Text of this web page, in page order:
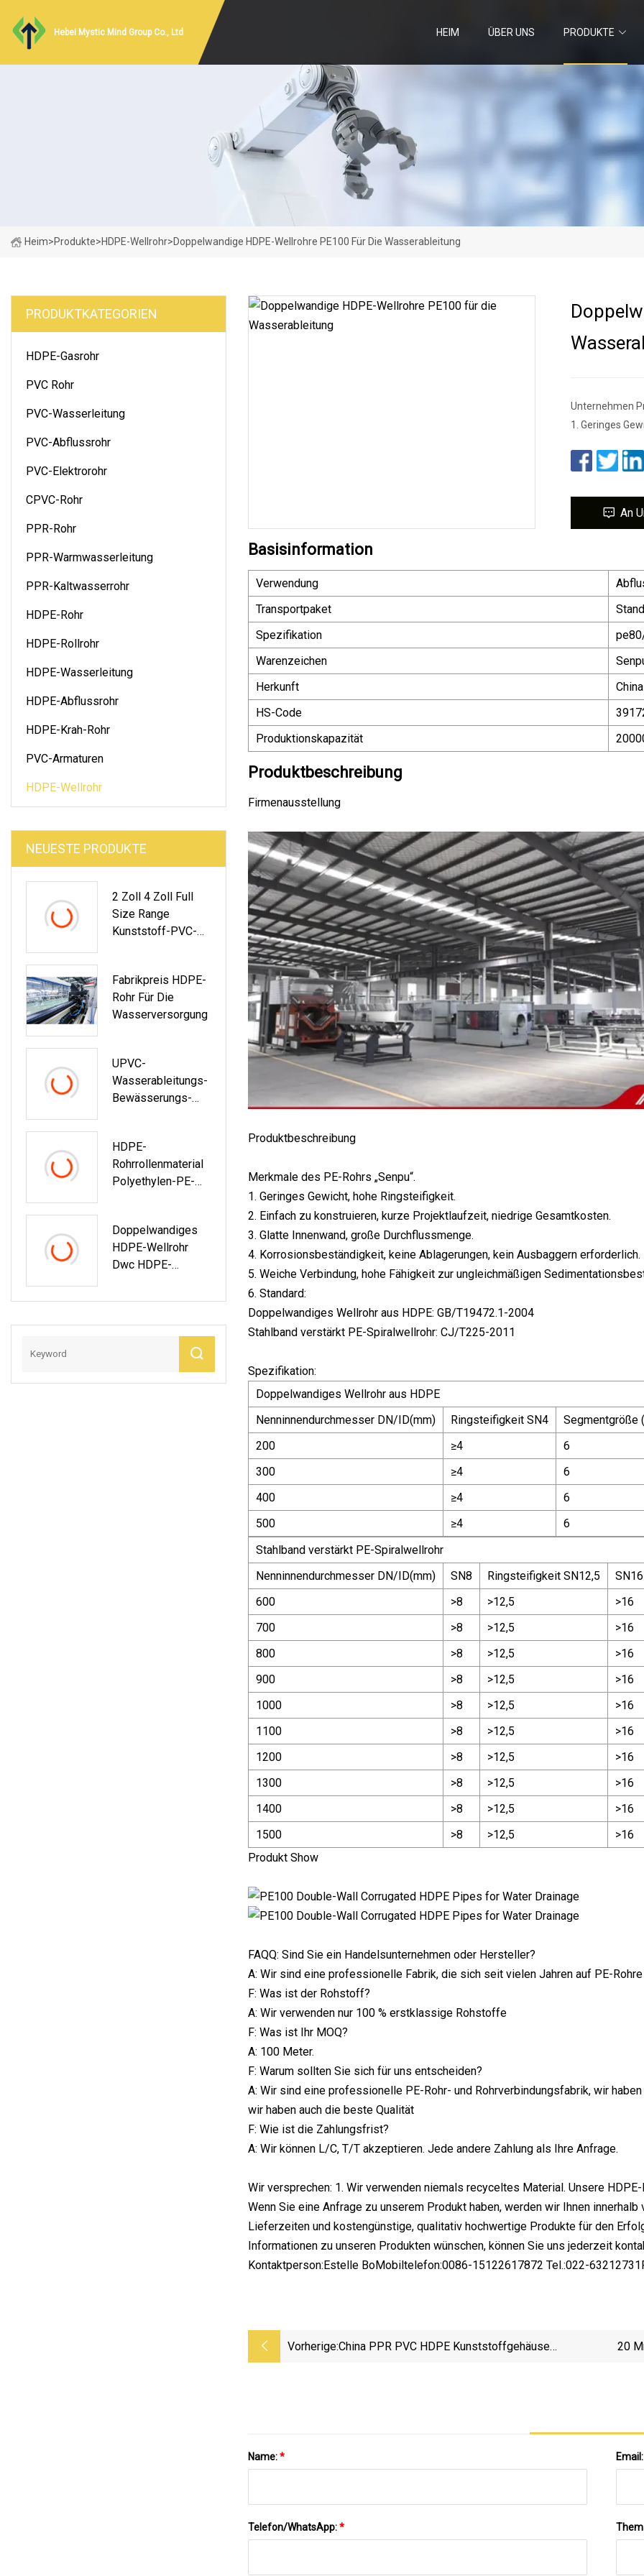
Hebei Mystic Mind Group Co., Ltd HEIM ÜBER UNS PRODUKTE
Heim>Produkte>HDPE-Wellrohr>Doppelwandige HDPE-Wellrohre PE100 Für Die Wasserableitung
PRODUKTKATEGORIEN
HDPE-Gasrohr
PVC Rohr
PVC-Wasserleitung
PVC-Abflussrohr
PVC-Elektrorohr
CPVC-Rohr
PPR-Rohr
PPR-Warmwasserleitung
PPR-Kaltwasserrohr
HDPE-Rohr
HDPE-Rollrohr
HDPE-Wasserleitung
HDPE-Abflussrohr
HDPE-Krah-Rohr
PVC-Armaturen
HDPE-Wellrohr
NEUESTE PRODUKTE
2 Zoll 4 Zoll Full
Size Range
Kunststoff-PVC-
Srohr Trinkwasser-
PVC-Rohr
Elektrische
Fabrikpreis HDPE-
Rohr Für Die
Wasserversorgung
UPVC-
Wasserableitungs-
Bewässerungs-
PVC-Rohr Mit
Großem
Durchmesser
HDPE-
Rohrrollenmaterial
Polyethylen-PE-
Doppelwandiges
HDPE-Wellrohr
Dwc HDPE-
Die Entwässerung
Unternehmen
1. Geringes
An
Basisinformation
Verwendung
Transportpaket
Spezifikation
Warenzeichen
Herkunft
China
HS-Code
Produktionskapazität
Produktbeschreibung
Firmenausstellung
Produktbeschreibung
Merkmale des PE-Rohrs „Senpu“.
1. Geringes Gewicht, hohe Ringsteifigkeit.
2. Einfach zu konstruieren, kurze Projektlaufzeit, niedrige Gesamtkosten.
3. Glatte Innenwand, große Durchflussmenge.
4. Korrosionsbeständigkeit, keine Ablagerungen, kein Ausbaggern erforderlich.
5. Weiche Verbindung, hohe Fähigkeit zur ungleichmäßigen
6. Standard:
Doppelwandiges Wellrohr aus HDPE: GB/T19472.1-2004
Stahlband verstärkt PE-Spiralwellrohr: CJ/T225-2011
Spezifikation:
Doppelwandiges Wellrohr aus HDPE
Nenninnendurchmesser DN/ID(mm)
Ringsteifigkeit SN4
Segmentgröße
200
≥4
6
300
≥4
6
400
≥4
6
500
≥4
6
Stahlband verstärkt PE-Spiralwellrohr
Nenninnendurchmesser DN/ID(mm)
SN8 Ringsteifigkeit SN12,5
SN16
600
>8 >12,5
>16
700
>8 >12,5
>16
800
>8 >12,5
>16
900
>8 >12,5
>16
1000
>8 >12,5
>16
1100
>8 >12,5
>16
1200
>8 >12,5
>16
1300
>8 >12,5
>16
1400
>8 >12,5
>16
1500
>8 >12,5
>16
Produkt Show
FAQQ: Sind Sie ein Handelsunternehmen oder Hersteller?
A: Wir sind eine professionelle Fabrik, die sich seit vielen Jahren auf PE-
F: Was ist der Rohstoff?
A: Wir verwenden nur 100 % erstklassige Rohstoffe
F: Was ist Ihr MOQ?
A: 100 Meter.
F: Warum sollten Sie sich für uns entscheiden?
A: Wir sind eine professionelle PE-Rohr- und Rohrverbindungsfabrik, wir
wir haben auch die beste Qualität
F: Wie ist die Zahlungsfrist?
A: Wir können L/C, T/T akzeptieren. Jede andere Zahlung als Ihre Anfrage.
Wir versprechen: 1. Wir verwenden niemals recyceltes Material. Unsere
Wenn Sie eine Anfrage zu unserem Produkt haben, werden wir Ihnen
Lieferzeiten und kostengünstige, qualitativ hochwertige Produkte für den
Informationen zu unseren Produkten wünschen, können Sie uns jederzeit
Kontaktperson:Estelle BoMobiltelefon:0086-15122617872 Tel.:022-
Vorherige:China PPR PVC HDPE Kunststoffgehäuse
20
Name:*
Telefon/WhatsApp:*